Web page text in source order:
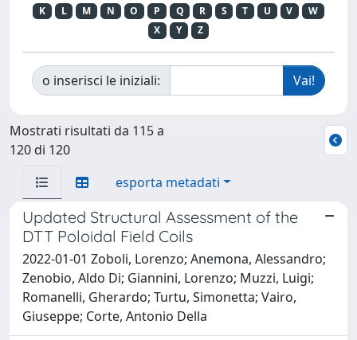
K
L M N O P Q R S T U V
W
X
Y Z
o inserisci le iniziali:
Mostrati risultati da 115 a
120 di 120
esporta metadati
Updated Structural Assessment of the
DTT Poloidal Field Coils
2022-01-01 Zoboli, Lorenzo; Anemona, Alessandro;
Zenobio, Aldo Di; Giannini, Lorenzo; Muzzi, Luigi;
Romanelli, Gherardo; Turtu, Simonetta; Vairo,
Giuseppe; Corte, Antonio Della